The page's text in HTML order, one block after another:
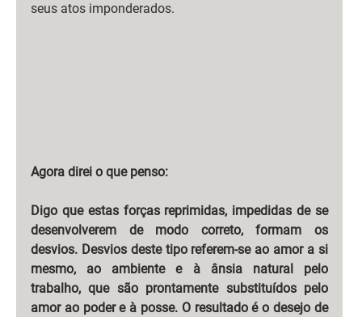
seus atos imponderados.
Agora direi o que penso:
Digo que estas forças reprimidas, impedidas de se
desenvolverem de modo correto, formam os
desvios. Desvios deste tipo referem-se ao amor a si
mesmo, ao ambiente e à ânsia natural pelo
trabalho, que são prontamente substituídos pelo
amor ao poder e à posse. O resultado é o desejo de